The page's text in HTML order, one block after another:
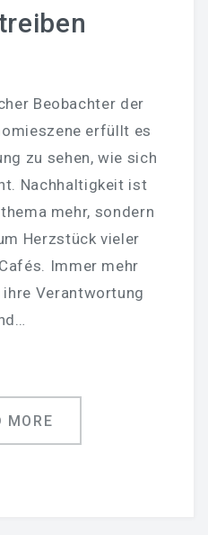
Beobachter der
erfüllt es
zu sehen, wie sich
Nachhaltigkeit ist
mehr, sondern
Herzstück vieler
Immer mehr
ihre Verantwortung
MORE